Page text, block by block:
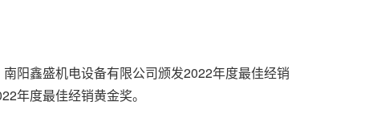
阳鑫盛机电设备有限公司颁发2022年度最佳经销
年度最佳经销黄金奖。